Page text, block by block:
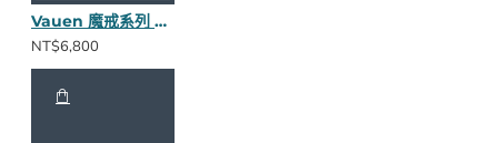
Vauen 魔戒系列 Friddo 長斗
NT$6,800